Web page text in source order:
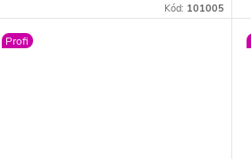
úchytom sú tieto robustné paletové
ťažkého terénu.
Kód: 101005
Profi